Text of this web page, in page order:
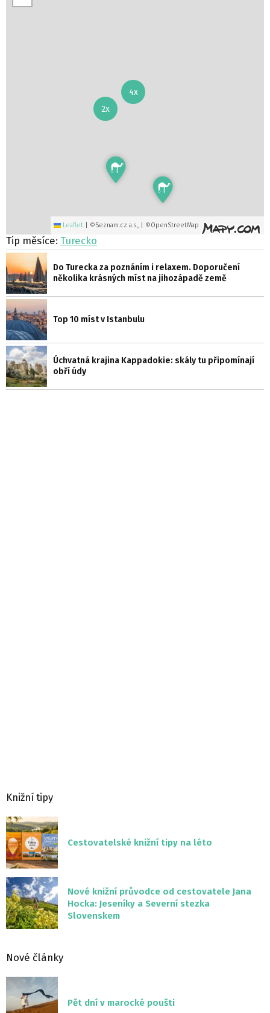
2x
4x
Leaflet ©Seznam.cz a.s., | ©OpenStreetMap
Tip měsíce: Turecko
Do Turecka za poznáním i relaxem. Doporučení
několika krásných míst na jihozápadě země
Top 10 míst v Istanbulu
Úchvatná krajina Kappadokie: skály tu připomínají
obří údy
Knižní tipy
Cestovatelské knižní tipy na léto
Nové knižní průvodce od cestovatele Jana
Hocka: Jeseníky a Severní stezka
Slovenskem
Nové články
Pět dní v marocké poušti